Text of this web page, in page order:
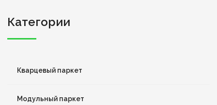
Категории
Кварцевый паркет
Модульный паркет